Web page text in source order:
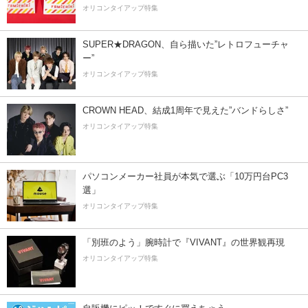
オリコンタイアップ特集
SUPER★DRAGON、自ら描いた”レトロフューチャ
ー”
オリコンタイアップ特集
CROWN HEAD、結成1周年で見えた”バンドらしさ”
オリコンタイアップ特集
パソコンメーカー社員が本気で選ぶ「10万円台PC3
選」
オリコンタイアップ特集
「別班のよう」腕時計で『VIVANT』の世界観再現
オリコンタイアップ特集